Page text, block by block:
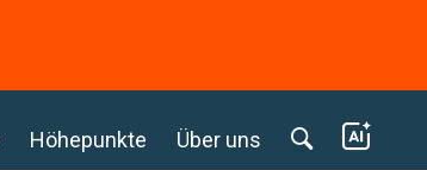
Höhepunkte Über uns